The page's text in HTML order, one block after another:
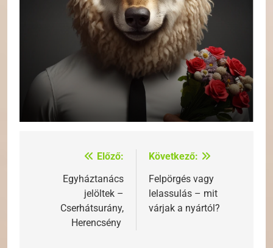
Bejegyzés
navigáció
Előző:
Egyháztanács
jelöltek –
Cserhátsurány,
Herencsény
Következő:
Felpörgés vagy
lelassulás – mit
várjak a nyártól?